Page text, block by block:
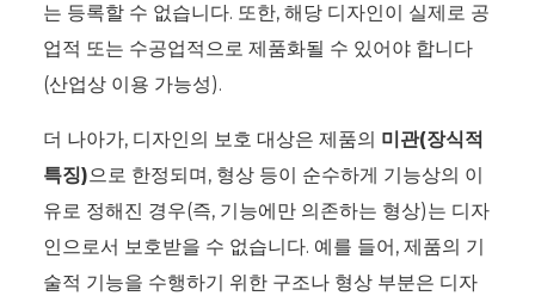
는 등록할 수 없습니다. 또한, 해당 디자인이 실제로 공
업적 또는 수공업적으로 제품화될 수 있어야 합니다
(산업상 이용 가능성).
더 나아가, 디자인의 보호 대상은 제품의 미관(장식적
특징)으로 한정되며, 형상 등이 순수하게 기능상의 이
유로 정해진 경우(즉, 기능에만 의존하는 형상)는 디자
인으로서 보호받을 수 없습니다. 예를 들어, 제품의 기
술적 기능을 수행하기 위한 구조나 형상 부분은 디자